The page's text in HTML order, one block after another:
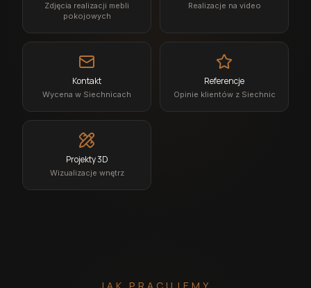
Zdjęcia realizacji mebli
pokojowych
Realizacje na video
Kontakt
Wycena w Siechnicach
Referencje
Opinie klientów z Siechnic
Projekty 3D
Wizualizacje wnętrz